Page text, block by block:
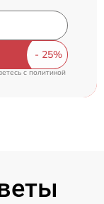
cполитикой